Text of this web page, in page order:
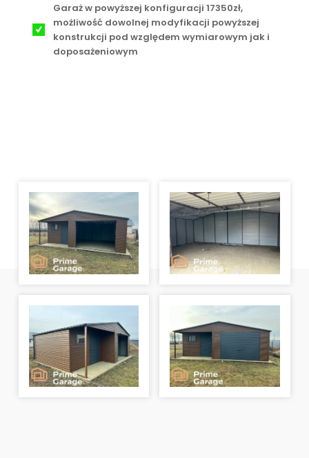
Garaż w powyższej konfiguracji 17350zł,
możliwość dowolnej modyfikacji powyższej
konstrukcji pod względem wymiarowym jak i
doposażeniowym